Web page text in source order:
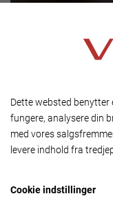

Dette websted
fungere, analysere din
med vores
levere indhold fra
Cookie indstillinger